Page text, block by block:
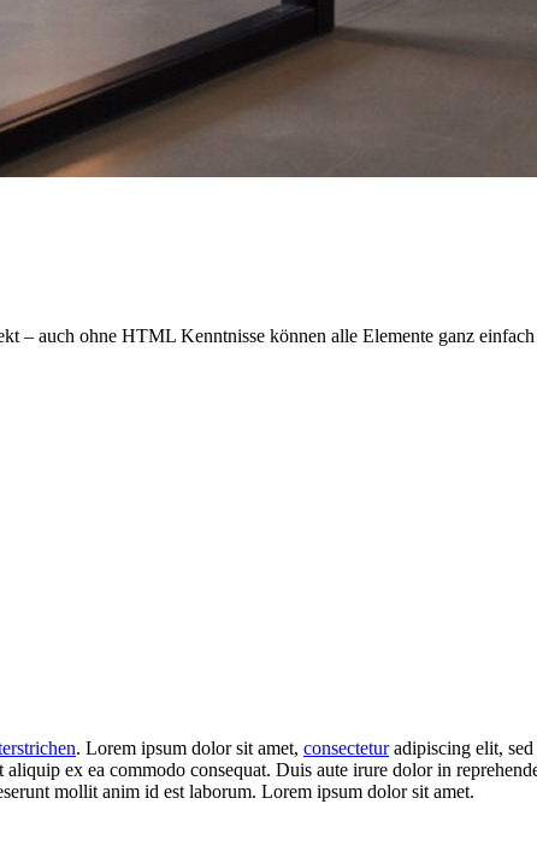
– auch ohne HTML Kenntnisse können alle Elemente ganz
. Lorem ipsum dolor sit amet, consecteturadipiscing elit, sed
ex ea commodo consequat. Duis aute irure dolor in
mollit anim id est laborum. Lorem ipsum dolor sit amet.